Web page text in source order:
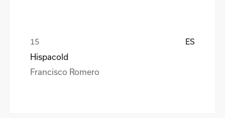
ES
Hispacold
Francisco Romero